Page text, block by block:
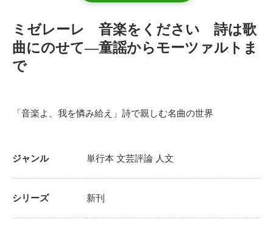
ミゼレーレ 音楽をください 詩は歌
曲にのせて―童謡からモーツァルトま
で
「音楽よ、我を憐み給え」詩で親しむ名曲の世界
ジャンル 単行本 文芸評論 人文
シリーズ 新刊